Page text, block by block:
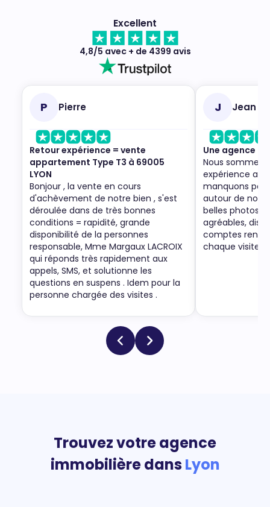
Excellent
4,8/5 avec + de 4399 avis
P Pierre
Retour expérience = vente
appartement Type T3 à 69005
LYON
Bonjour , la vente en cours
d'achèvement de notre bien , s'est
déroulée dans de très bonnes
conditions = rapidité, grande
disponibilité de la personnes
responsable, Mme Margaux LACROIX
qui réponds très rapidement aux
appels, SMS, et solutionne les
questions en suspens . Idem pour la
personne chargée des visites .
J Jean
Une agence
Nous sommes
expérience
manquons pas
autour de
belles photos
agréables,
comptes
chaque visite.
Trouvez votre agence
immobilière dansLyon